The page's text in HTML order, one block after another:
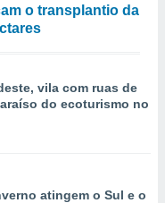
o transplantio da
vila com ruas de
do ecoturismo no
atingem o Sul e o